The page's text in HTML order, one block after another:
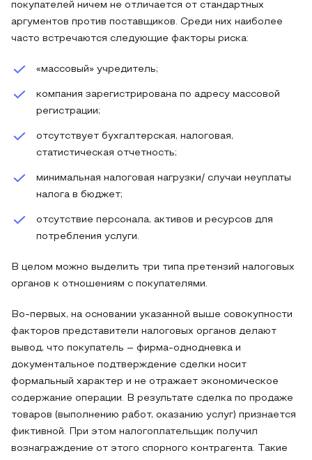
покупателей ничем не отличается от стандартных
аргументов против поставщиков. Среди них наиболее
часто встречаются следующие факторы риска:
«массовый» учредитель;
компания зарегистрирована по адресу массовой
регистрации;
отсутствует бухгалтерская, налоговая,
статистическая отчетность;
минимальная налоговая нагрузки/ случаи неуплаты
налога в бюджет;
отсутствие персонала, активов и ресурсов для
потребления услуги.
В целом можно выделить три типа претензий налоговых
органов к отношениям с покупателями.
Во-первых, на основании указанной выше совокупности
факторов представители налоговых органов делают
вывод, что покупатель – фирма-однодневка и
документальное подтверждение сделки носит
формальный характер и не отражает экономическое
содержание операции. В результате сделка по продаже
товаров (выполнению работ, оказанию услуг) признается
фиктивной. При этом налогоплательщик получил
вознаграждение от этого спорного контрагента. Такие